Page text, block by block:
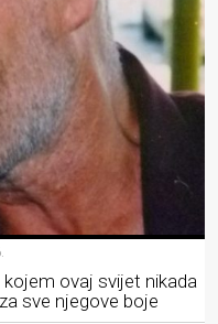
ovaj svijet nikada
sve njegove boje